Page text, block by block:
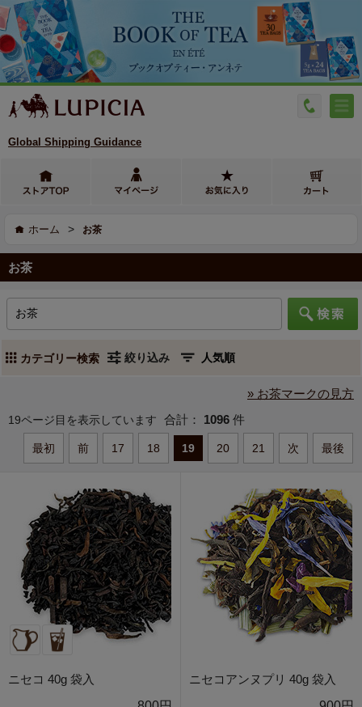
Global Shipping Guidance
ホーム > お茶
お茶
カテゴリー検索 絞り込み
» お茶マークの見方
19ページ目を表示しています 合計： 1096 件
最初 前 17 18 19 20 21 次 最後
ニセコ 40g 袋入
ニセコアンヌプリ 40g 袋入